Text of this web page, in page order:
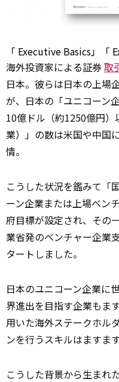
「 Executive Basics」「
海外投資家による証券取
日本。彼らは日本の上場
が、日本の「ユニコーン
10億ドル（約1250億円
業）」の数は米国や中国
情。
こうした状況を鑑みて「
ーン企業または上場ベン
府目標が設定され、その
業省発のベンチャー企業
タートしました。
日本のユニコーン企業に
界進出を目指す企業もま
用いた海外ステークホル
ンを行うスキルはますま
こうした背景から生まれ